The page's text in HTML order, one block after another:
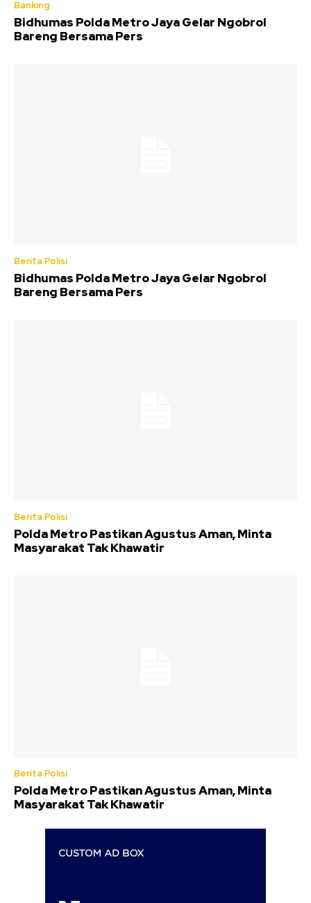
Banking
Bidhumas Polda Metro Jaya Gelar Ngobrol
Bareng Bersama Pers
Berita Polisi
Bidhumas Polda Metro Jaya Gelar Ngobrol
Bareng Bersama Pers
Berita Polisi
Polda Metro Pastikan Agustus Aman, Minta
Masyarakat Tak Khawatir
Berita Polisi
Polda Metro Pastikan Agustus Aman, Minta
Masyarakat Tak Khawatir